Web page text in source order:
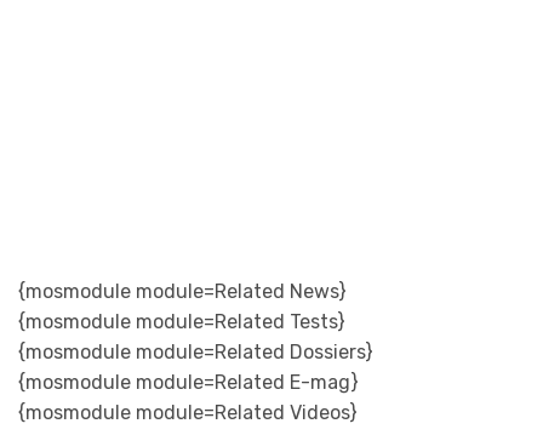
{mosmodule module=Related News}
{mosmodule module=Related Tests}
{mosmodule module=Related Dossiers}
{mosmodule module=Related E-mag}
{mosmodule module=Related Videos}